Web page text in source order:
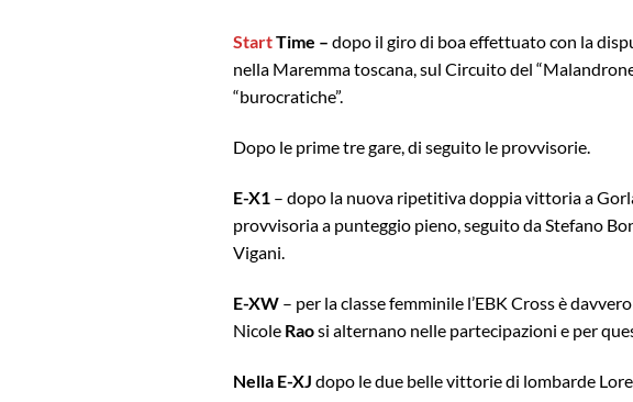
StartTime – dopo il giro di boa effettuato con la
nella Maremma toscana, sul Circuito del
“burocratiche”.
Dopo le prime tre gare, di seguito le provvisorie.
E-X1 – dopo la nuova ripetitiva doppia vittoria a
provvisoria a punteggio pieno, seguito da Stefano
Vigani.
E-XW – per la classe femminile l’EBK Cross è
Nicole Raosi alternano nelle partecipazioni e per
Nella E-XJ dopo le due belle vittorie di lombarde